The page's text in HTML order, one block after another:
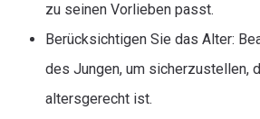
zu seinen Vorlieben passt.
Berücksichtigen Sie das Alter:
des Jungen, um sicherzustellen,
altersgerecht ist.